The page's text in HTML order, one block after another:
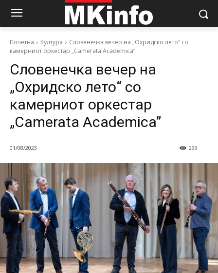
Почетна Култура
Словенечка вечер на „Охридско лето“ со
камерниот оркестар „Camerata Academica”
Словенечка вечер на
„Охридско лето“ со
камерниот оркестар
„Camerata Academica”
01/08/2023 299